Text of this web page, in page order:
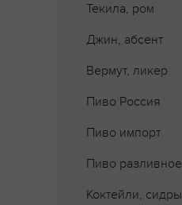
Текила, ром
Джин, абсент
Вермут, ликер
Пиво Россия
Пиво импорт
Пиво разливное
Коктейли, сидры